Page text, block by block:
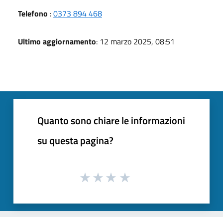
Telefono :0373 894 468
Ultimo aggiornamento: 12 marzo 2025, 08:51
Quanto sono chiare le informazioni
su questa pagina?